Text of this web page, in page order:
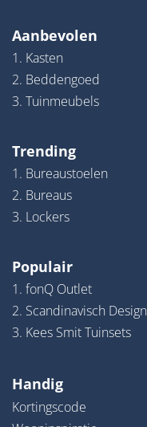
Aanbevolen
1. Kasten
2. Beddengoed
3. Tuinmeubels
Trending
1. Bureaustoelen
2. Bureaus
3. Lockers
Populair
1. fonQ Outlet
2. Scandinavisch Design
3. Kees Smit Tuinsets
Handig
Kortingscode